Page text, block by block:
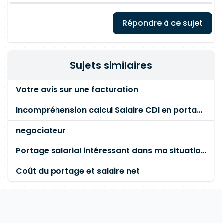
Répondre à ce sujet
Sujets similaires
Votre avis sur une facturation
Incompréhension calcul Salaire CDI en portage Salarial
negociateur
Portage salarial intéressant dans ma situation ?
Coût du portage et salaire net